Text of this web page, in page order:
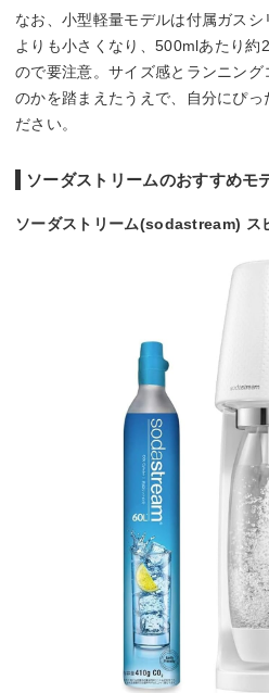
なお、小型軽量モデルは付属ガス
よりも小さくなり、500mlあたり約
ので要注意。サイズ感とランニン
のかを踏まえたうえで、自分にぴっ
ださい。
ソーダストリームのおすすめモ
ソーダストリーム(sodastream) ス